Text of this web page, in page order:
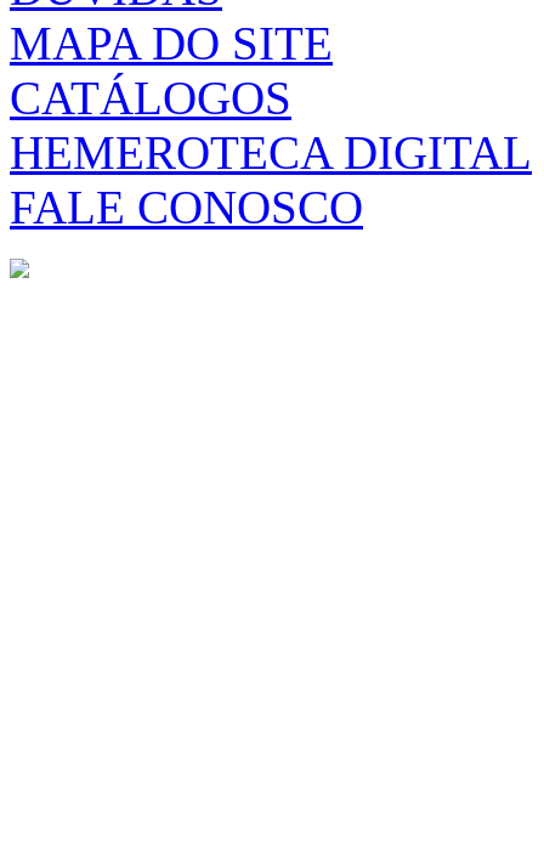
MAPA DO SITE
CATÁLOGOS
HEMEROTECA DIGITAL
FALE CONOSCO